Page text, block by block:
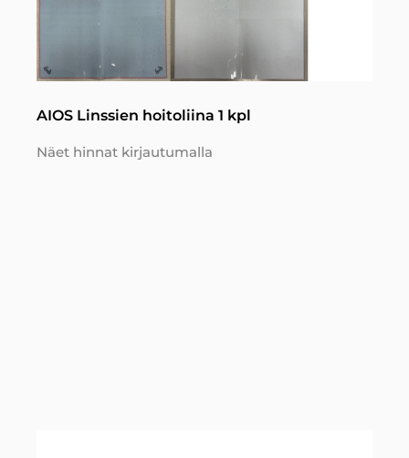
AIOS Linssien hoitoliina 1 kpl
Näet hinnat kirjautumalla